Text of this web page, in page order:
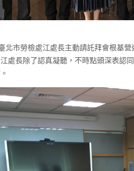
北市勞檢處江處長主動請託拜會根基
處長除了認真凝聽，不時點頭深表認